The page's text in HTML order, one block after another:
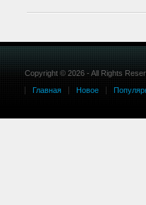
Copyright © 2026 - All Rights
Главная
Новое